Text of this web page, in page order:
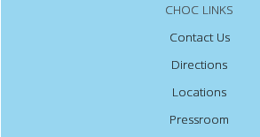
CHOC LINKS
Contact Us
Directions
Locations
Pressroom